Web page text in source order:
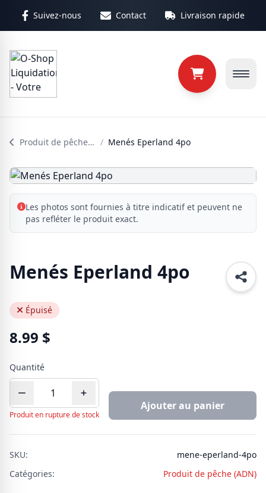
Suivez-nous Contact Livraison rapide
Produit de pêche (ADN) / Menés Eperland 4po
Les photos sont fournies à titre indicatif et peuvent ne
pas refléter le produit exact.
Menés Eperland 4po
Épuisé
8.99 $
Quantité
Produit en rupture de stock
Ajouter au panier
SKU:
mene-eperland-4po
Catégories:
Produit de pêche (ADN)